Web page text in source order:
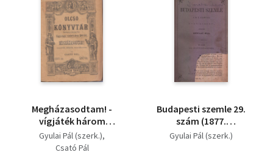
Megházasodtam! -
vígjáték három
felvonásban (Olcsó
könyvtár)
Gyulai Pál (szerk.)
Csató Pál
Budapesti szemle 29.
szám (1877.
szeptember-október)
Gyulai Pál (szerk.)